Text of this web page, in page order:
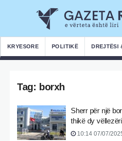
KRYESORE POLITIKË DREJTËSI
Tag: borxh
Sherr për një
thikë dy
10:14 07/07/